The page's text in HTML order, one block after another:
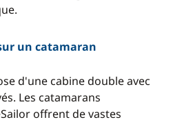
un catamaran
d'une cabine double avec
Les catamarans
offrent de vastes